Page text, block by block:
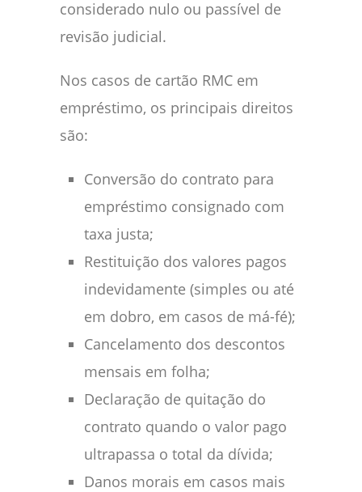
considerado nulo ou passível de
revisão judicial.
Nos casos de cartão RMC em
empréstimo, os principais direitos
são:
Conversão do contrato para
empréstimo consignado com
taxa justa;
Restituição dos valores pagos
indevidamente (simples ou até
em dobro, em casos de má-fé);
Cancelamento dos descontos
mensais em folha;
Declaração de quitação do
contrato quando o valor pago
ultrapassa o total da dívida;
Danos morais em casos mais